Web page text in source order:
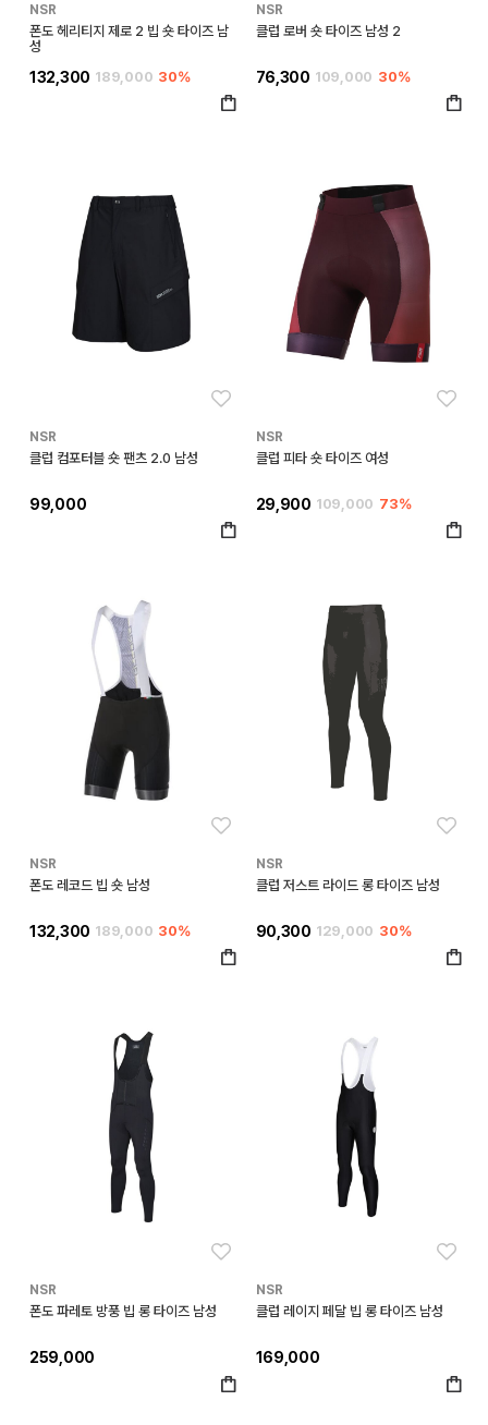
NSR
폰도 헤리티지 제로 2 빕 숏 타이즈 남
성
132,300 189,000 30%
NSR
클럽 로버 숏 타이즈 남성 2
76,300 109,000 30%
NSR
클럽 컴포터블 숏 팬츠 2.0 남성
99,000
NSR
클럽 피타 숏 타이즈 여성
29,900 109,000 73%
NSR
폰도 레코드 빕 숏 남성
132,300 189,000 30%
NSR
클럽 저스트 라이드 롱 타이즈 남성
90,300 129,000 30%
NSR
폰도 파레토 방풍 빕 롱 타이즈 남성
259,000
NSR
클럽 레이지 페달 빕 롱 타이즈 남성
169,000